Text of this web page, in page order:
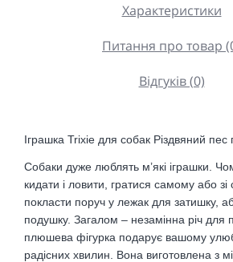
Характеристики
Питання про товар
Відгуків (0)
Іграшка Trixie для собак Різдвяний
Собаки дуже люблять м’які іграшки.
кидати і ловити, гратися самому або
покласти поруч у лежак для затишку,
подушку. Загалом – незамінна річ для
плюшева фігурка подарує вашому
радісних хвилин. Вона виготовлена з